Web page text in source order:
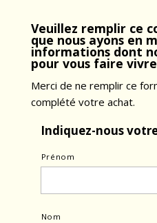
Veuillez remplir ce
que nous ayons en
informations dont
pour vous faire
Merci de ne remplir ce
complété votre achat.
Indiquez-nous
Prénom
Nom